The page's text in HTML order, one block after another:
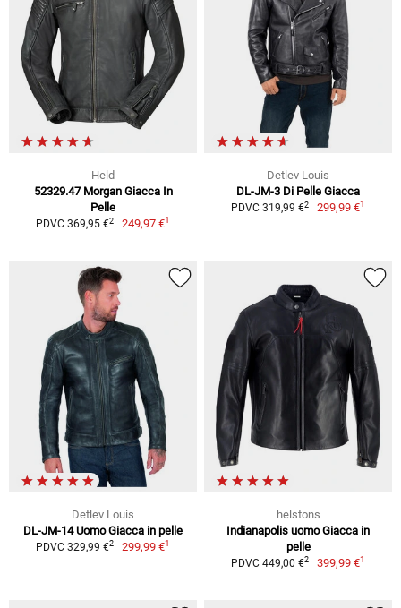
Held
52329.47 Morgan Giacca In
Pelle
PDVC 369,95 €2 249,97 €1
Detlev Louis
DL-JM-3 Di Pelle Giacca
PDVC 319,99 €2 299,99 €1
Detlev Louis
DL-JM-14 Uomo Giacca in pelle
PDVC 329,99 €2 299,99 €1
helstons
Indianapolis uomo Giacca in
pelle
PDVC 449,00 €2 399,99 €1